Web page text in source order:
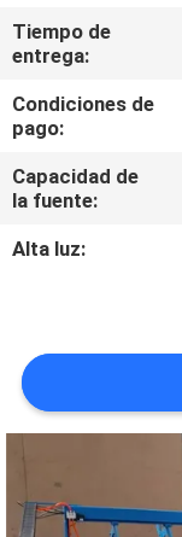
CONTROL
DE
ÉNTRENOS
CON
PIDA
UNA
CITA
Tiempo de
entrega:
Condiciones de
pago:
Capacidad de
la fuente:
Alta luz: